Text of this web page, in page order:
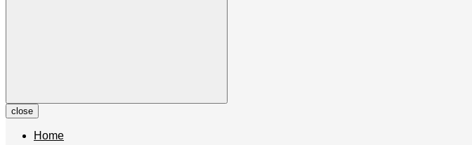
close
Home